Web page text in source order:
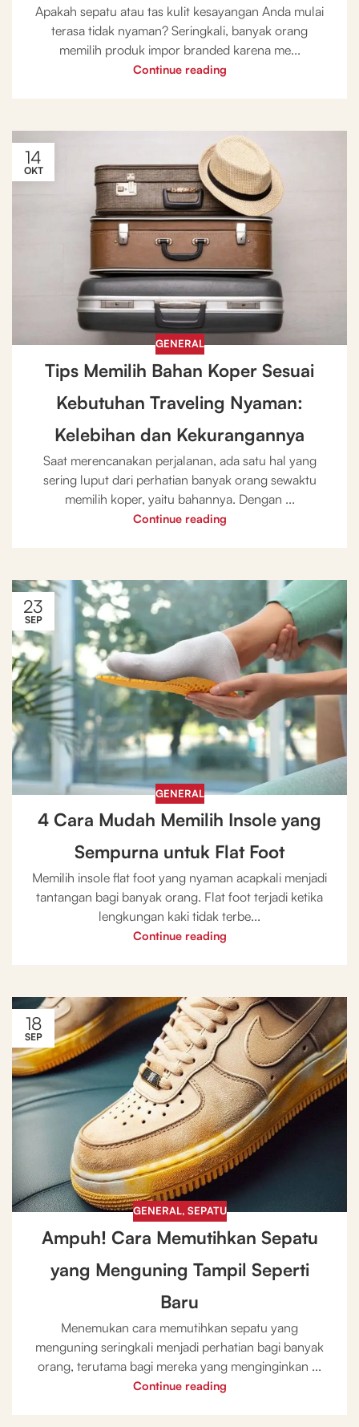
Apakah sepatu atau tas kulit kesayangan Anda mulai
terasa tidak nyaman? Seringkali, banyak orang
memilih produk impor branded karena me...
Continue reading
14
OKT
GENERAL
Tips Memilih Bahan Koper Sesuai
Kebutuhan Traveling Nyaman:
Kelebihan dan Kekurangannya
Saat merencanakan perjalanan, ada satu hal yang
sering luput dari perhatian banyak orang sewaktu
memilih koper, yaitu bahannya. Dengan ...
Continue reading
23
SEP
GENERAL
4 Cara Mudah Memilih Insole yang
Sempurna untuk Flat Foot
Memilih insole flat foot yang nyaman acapkali menjadi
tantangan bagi banyak orang. Flat foot terjadi ketika
lengkungan kaki tidak terbe...
Continue reading
18
SEP
GENERAL, SEPATU
Ampuh! Cara Memutihkan Sepatu
yang Menguning Tampil Seperti
Baru
Menemukan cara memutihkan sepatu yang
menguning seringkali menjadi perhatian bagi banyak
orang, terutama bagi mereka yang menginginkan ...
Continue reading